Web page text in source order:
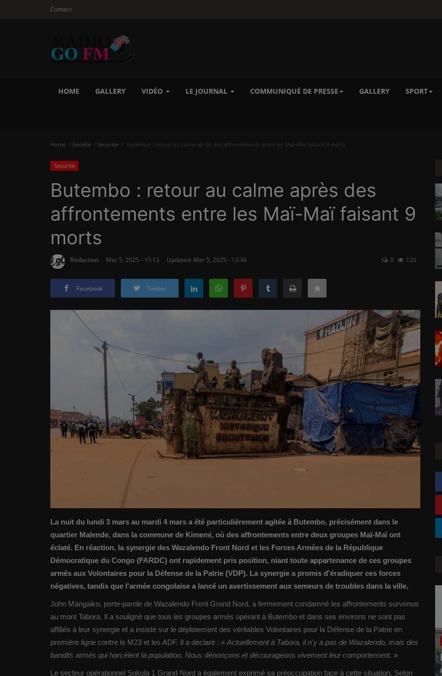
Contact
HOME GALLERY VIDÉO LE JOURNAL COMMUNIQUÉ DE PRESSE GALLERY SPORT
Home Société Securite Butembo : retour au calme après des affrontements entre les Maï-Maï faisant 9 morts
Securite
Butembo : retour au calme après des
affrontements entre les Maï-Maï faisant 9
morts
Rédaction Mar 5, 2025 - 10:13 Updated: Mar 5, 2025 - 13:36 0 120
Facebook Twitter
La nuit du lundi 3 mars au mardi 4 mars a été particulièrement agitée à Butembo, précisément dans le
quartier Malende, dans la commune de Kimemi, où des affrontements entre deux groupes Maï-Maï ont
éclaté. En réaction, la synergie des Wazalendo Front Nord et les Forces Armées de la République
Démocratique du Congo (FARDC) ont rapidement pris position, niant toute appartenance de ces groupes
armés aux Volontaires pour la Défense de la Patrie (VDP). La synergie a promis d'éradiquer ces forces
négatives, tandis que l'armée congolaise a lancé un avertissement aux semeurs de troubles dans la ville.
John Mangaiko, porte-parole de Wazalendo Front Grand Nord, a fermement condamné les affrontements survenus
au mont Tabora. Il a souligné que tous les groupes armés opérant à Butembo et dans ses environs ne sont pas
affiliés à leur synergie et a insisté sur le déploiement des véritables Volontaires pour la Défense de la Patrie en
première ligne contre le M23 et les ADF. Il a déclaré : « Actuellement à Tabora, il n'y a pas de Wazalendo, mais des
bandits armés qui harcèlent la population. Nous dénonçons et décourageons vivement leur comportement. »
Le secteur opérationnel Sokola 1 Grand Nord a également exprimé sa préoccupation face à cette situation. Selon